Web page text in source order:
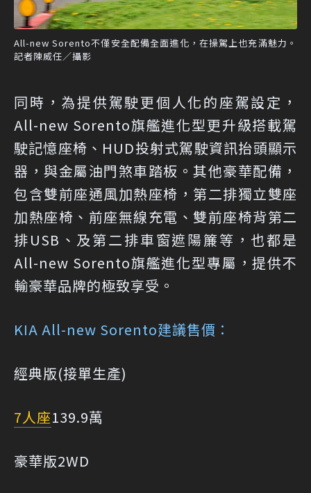
All-new Sorento不僅安全配備全面進化，在操駕上也充滿魅力。
記者陳威任／攝影
同時，為提供駕駛更個人化的座駕設定，
All-new Sorento旗艦進化型更升級搭載駕
駛記憶座椅、HUD投射式駕駛資訊抬頭顯示
器，與金屬油門煞車踏板。其他豪華配備，
包含雙前座通風加熱座椅，第二排獨立雙座
加熱座椅、前座無線充電、雙前座椅背第二
排USB、及第二排車窗遮陽簾等，也都是
All-new Sorento旗艦進化型專屬，提供不
輸豪華品牌的極致享受。
KIA All-new Sorento建議售價：
經典版(接單生產)
7人座139.9萬
豪華版2WD